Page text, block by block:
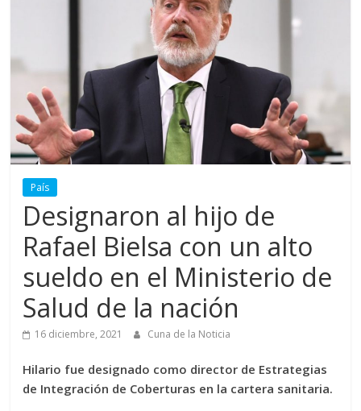
País
Designaron al hijo de
Rafael Bielsa con un alto
sueldo en el Ministerio de
Salud de la nación
16 diciembre, 2021 Cuna de la Noticia
Hilario fue designado como director de Estrategias
de Integración de Coberturas en la cartera sanitaria.